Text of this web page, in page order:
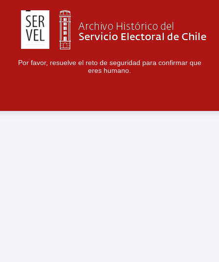
Por favor, resuelve el reto de seguridad para confirmar que
eres humano.